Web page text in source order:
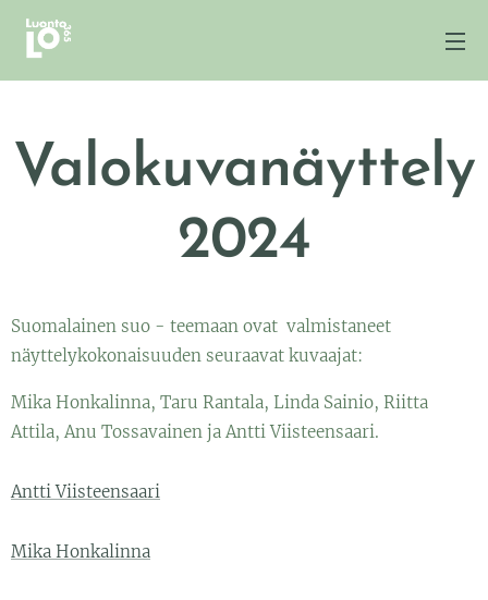
Valokuvanäyttely
2024
Suomalainen suo - teemaan ovat valmistaneet
näyttelykokonaisuuden seuraavat kuvaajat:
Mika Honkalinna, Taru Rantala, Linda Sainio, Riitta
Attila, Anu Tossavainen ja Antti Viisteensaari.
Antti Viisteensaari
Mika Honkalinna